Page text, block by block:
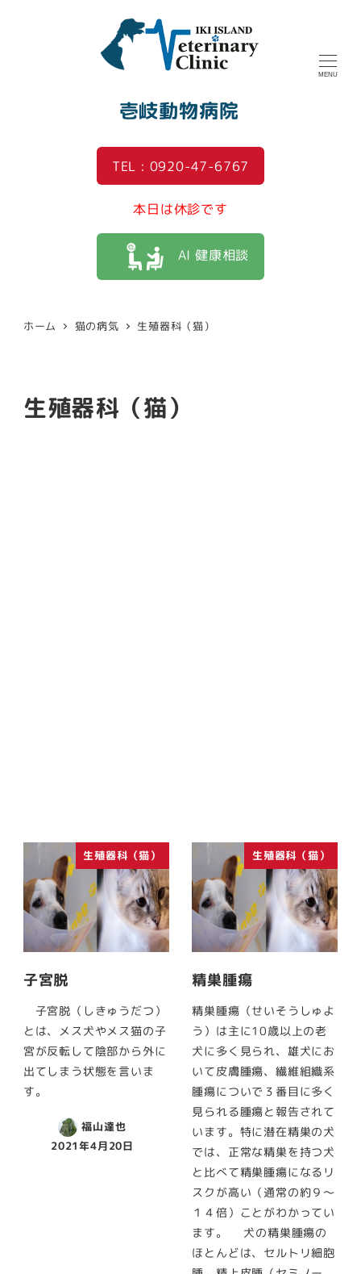
壱岐動物病院
MENU
TEL : 0920-47-6767
本日は休診です
AI 健康相談
ホーム 猫の病気 生殖器科（猫）
生殖器科（猫）
生殖器科（猫）
子宮脱
子宮脱（しきゅうだつ）
とは、メス犬やメス猫の子
宮が反転して陰部から外に
出てしまう状態を言いま
す。
福山達也
2021年4月20日
生殖器科（猫）
精巣腫瘍
精巣腫瘍（せいそうしゅよ
う）は主に10歳以上の老
犬に多く見られ、雄犬にお
いて皮膚腫瘍、繊維組織系
腫瘍についで３番目に多く
見られる腫瘍と報告されて
います。特に潜在精巣の犬
では、正常な精巣を持つ犬
と比べて精巣腫瘍になるリ
スクが高い（通常の約９～
１４倍）ことがわかってい
ます。 犬の精巣腫瘍の
ほとんどは、セルトリ細胞